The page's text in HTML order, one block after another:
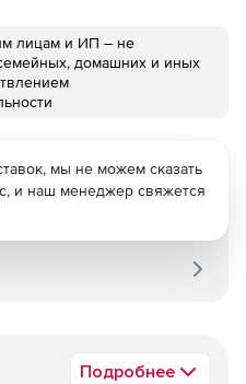
лицам и ИП – не
домашних и иных
Подробнее
мы не можем сказать
и наш менеджер свяжется